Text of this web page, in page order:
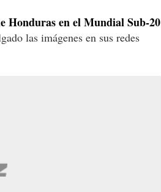
Honduras en el Mundial Sub-20
las imágenes en sus redes